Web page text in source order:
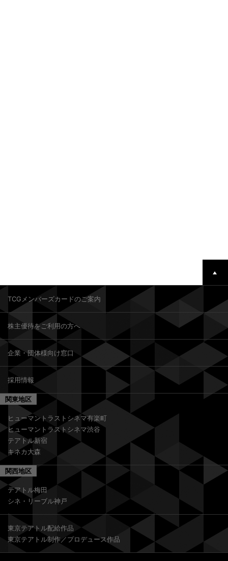
TCGメンバーズカードのご案内
株主優待をご利用の方へ
企業・団体様向け窓口
採用情報
関東地区
ヒューマントラストシネマ有楽町
ヒューマントラストシネマ渋谷
テアトル新宿
キネカ大森
関西地区
テアトル梅田
シネ・リーブル神戸
東京テアトル配給作品
東京テアトル制作／プロデュース作品